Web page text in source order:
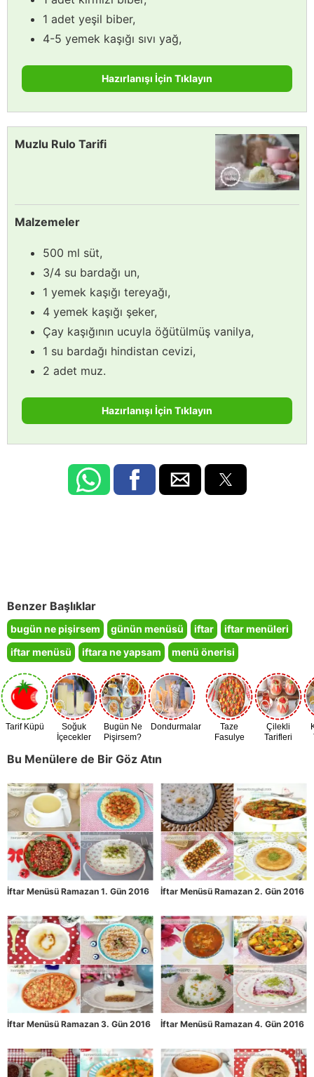
1 adet yeşil biber,
4-5 yemek kaşığı sıvı yağ,
Hazırlanışı İçin Tıklayın
Muzlu Rulo Tarifi
Malzemeler
500 ml süt,
3/4 su bardağı un,
1 yemek kaşığı tereyağı,
4 yemek kaşığı şeker,
Çay kaşığının ucuyla öğütülmüş vanilya,
1 su bardağı hindistan cevizi,
2 adet muz.
Hazırlanışı İçin Tıklayın
Benzer Başlıklar
bugün ne pişirsem günün menüsü iftar
iftar menüleri
iftar menüsü
iftara ne yapsam menü önerisi
Tarif Küpü
Soğuk
İçecekler
Bugün Ne
Pişirsem?
Dondurmalar
Taze
Fasulye
Çilekli
Tarifleri
Bu Menülere de Bir Göz Atın
İftar Menüsü Ramazan 1. Gün 2016 İftar Menüsü Ramazan 2. Gün 2016
İftar Menüsü Ramazan 3. Gün 2016 İftar Menüsü Ramazan 4. Gün 2016